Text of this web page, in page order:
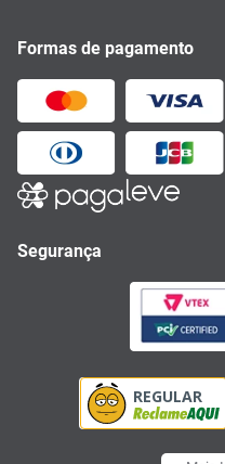
Formas de pagamento
Segurança